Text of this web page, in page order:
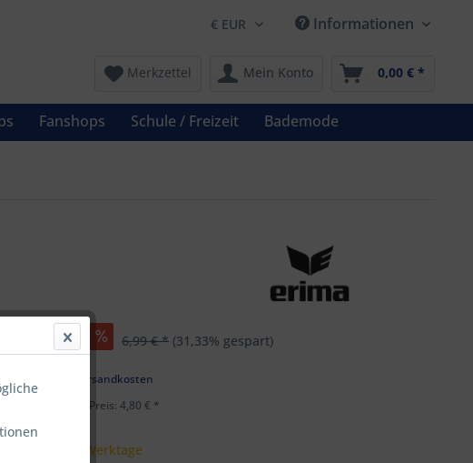
Informationen
Merkzettel Mein Konto 0,00 € *
Fanshops Schule / Freizeit Bademode
4,80 € * 6,99 € * (31,33% gespart)
zzgl. Versandkosten
niedrigster Preis: 4,80 € *
Lieferzeit - 7 Werktage